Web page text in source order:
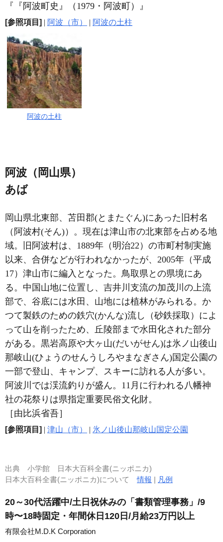
『『阿波町史』（1979・阿波町）』
[参照項目] | 阿波（市） | 阿波の土柱
阿波の土柱
阿波（岡山県）
あば
岡山県北東部、苫田郡(とまたぐん)にあった旧村名
（阿波村(そん)）。現在は津山市の北東部を占める地
域。旧阿波村は、1889年（明治22）の市町村制実施
以来、合併などが行われなかったが、2005年（平成
17）津山市に編入となった。鳥取県との県境にあ
る。中国山地に位置し、吉井川支流の加茂川の上流
部で、谷底には水田、山地には植林がみられる。か
つて製鉄のための鉄穴(かんな)流し（砂鉄採取）によ
って山を削ったため、丘陵部まで水田化された部分
がある。黒岩高原や大ヶ山(だいがせん)は氷ノ山後山
那岐山(ひょうのせんうしろやまなぎさん)国定公園の
一部で登山、キャンプ、スキーに訪れる人が多い。
阿波川では渓流釣りが盛ん。11月に行われる八幡神
社の花祭りは県指定重要民俗文化財。
［由比浜省吾］
[参照項目] | 津山（市） | 氷ノ山後山那岐山国定公園
出典 小学館 日本大百科全書(ニッポニカ)
日本大百科全書(ニッポニカ)について情報 | 凡例
20～30代活躍中/土日祝休みの「書類管理事務」/9
時〜18時固定・年間休日120日/月給23万円以上
有限会社M.D.K Corporation